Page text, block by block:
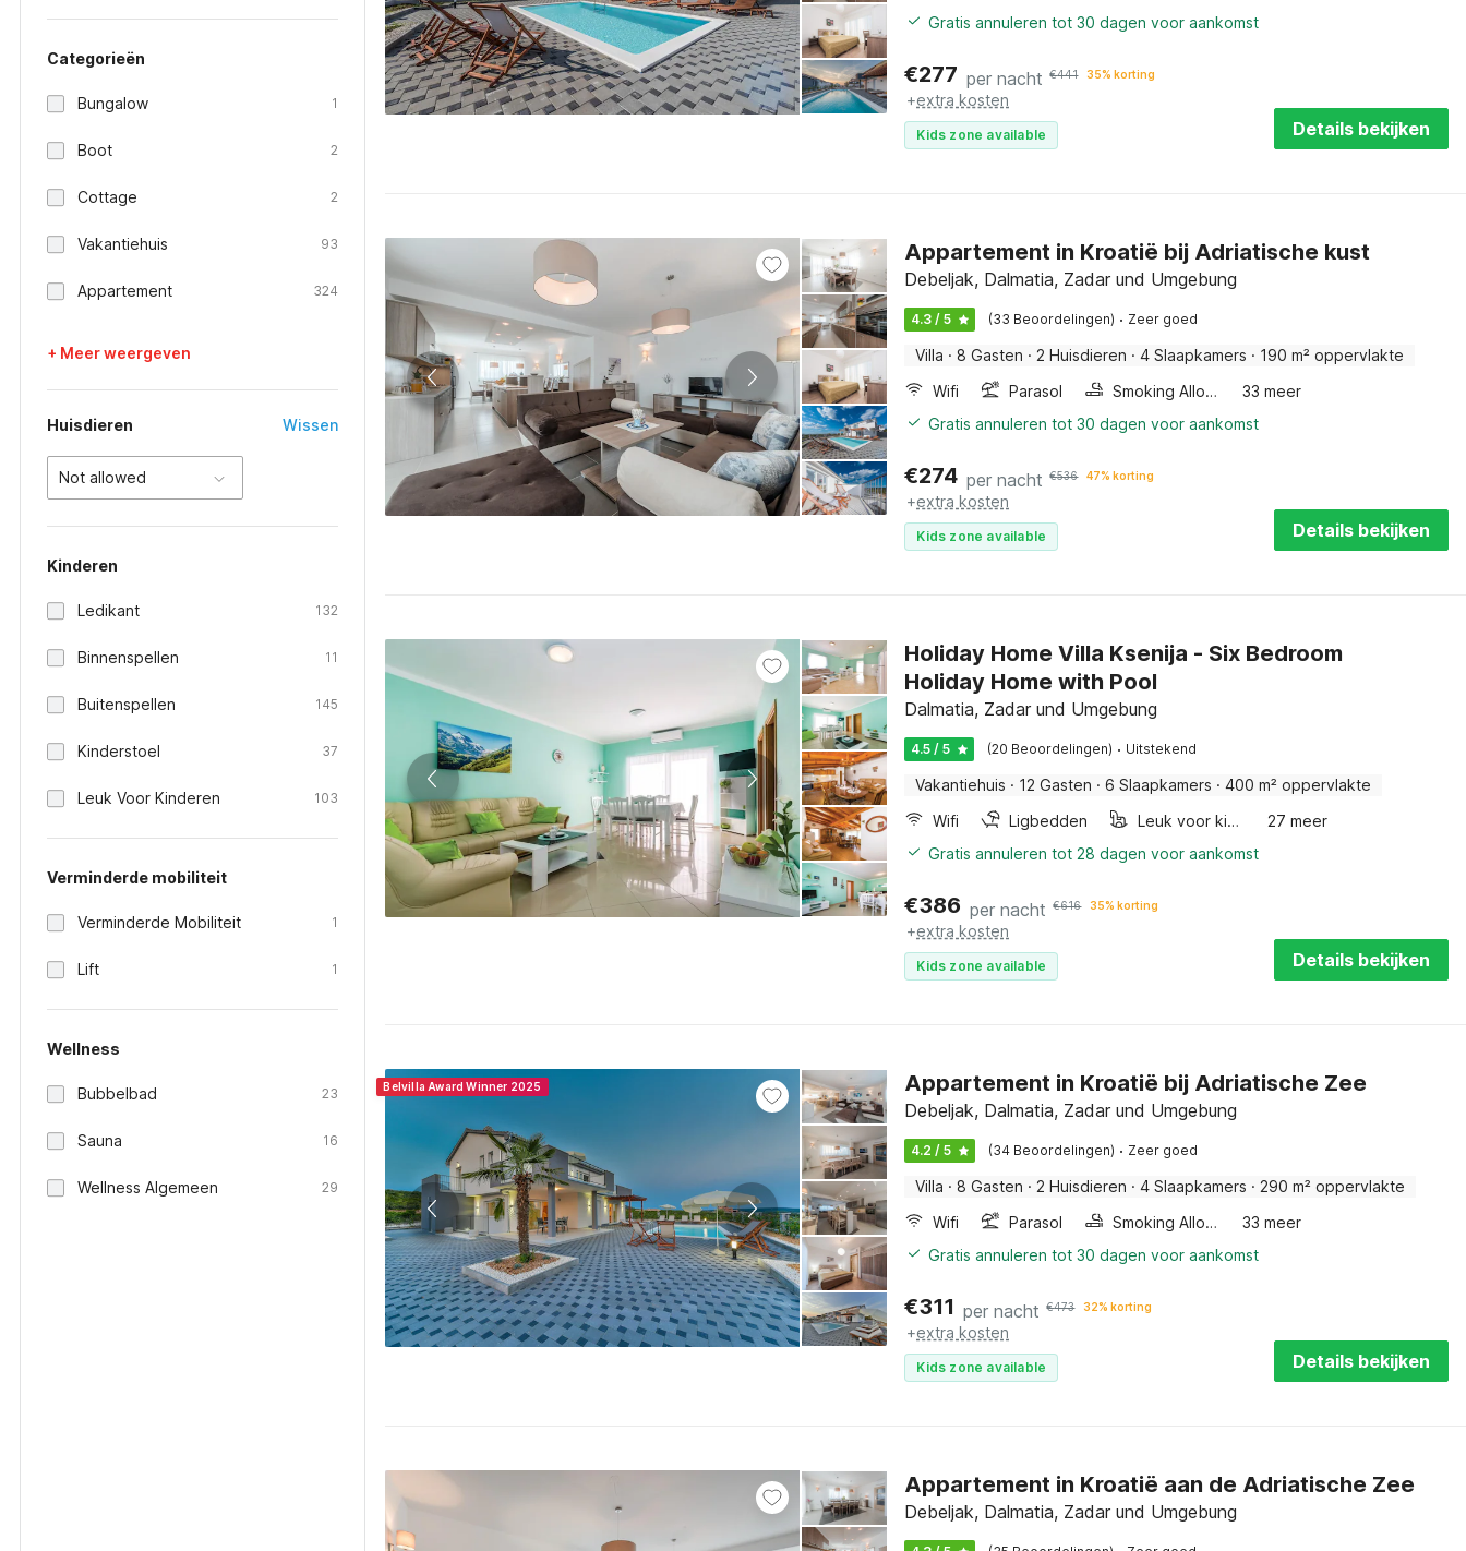
Categorieën
Bungalow 1
Boot 2
Cottage 2
Vakantiehuis 93
Appartement 324
+ Meer weergeven
Huisdieren Wissen
Not allowed
Kinderen
Ledikant 132
Binnenspellen 11
Buitenspellen 145
Kinderstoel 37
Leuk Voor Kinderen 103
Verminderde mobiliteit
Verminderde Mobiliteit 1
Lift 1
Wellness
Bubbelbad 23
Sauna 16
Wellness Algemeen 29
Gratis annuleren tot 30 dagen voor aankomst
€277 per nacht €441 35% korting
+extra kosten
Kids zone available Details bekijken
Appartement in Kroatië bij Adriatische kust
Debeljak, Dalmatia, Zadar und Umgebung
4.3 / 5 (33 Beoordelingen) · Zeer goed
Villa · 8 Gasten · 2 Huisdieren · 4 Slaapkamers · 190 m² oppervlakte
Wifi
Parasol Smoking Allowed
33 meer
Gratis annuleren tot 30 dagen voor aankomst
€274 per nacht €536 47% korting
+extra kosten
Kids zone available Details bekijken
Holiday Home Villa Ksenija - Six Bedroom
Holiday Home with Pool
Dalmatia, Zadar und Umgebung
4.5 / 5 (20 Beoordelingen) · Uitstekend
Vakantiehuis · 12 Gasten · 6 Slaapkamers · 400 m² oppervlakte
Wifi
Ligbedden Leuk voor kinderen
27 meer
Gratis annuleren tot 28 dagen voor aankomst
€386 per nacht €616 35% korting
+extra kosten
Kids zone available Details bekijken
Belvilla Award Winner 2025 Appartement in Kroatië bij Adriatische Zee
Debeljak, Dalmatia, Zadar und Umgebung
4.2 / 5 (34 Beoordelingen) · Zeer goed
Villa · 8 Gasten · 2 Huisdieren · 4 Slaapkamers · 290 m² oppervlakte
Wifi
Parasol Smoking Allowed
33 meer
Gratis annuleren tot 30 dagen voor aankomst
€311 per nacht €473 32% korting
+extra kosten
Kids zone available Details bekijken
Appartement in Kroatië aan de Adriatische Zee
Debeljak, Dalmatia, Zadar und Umgebung